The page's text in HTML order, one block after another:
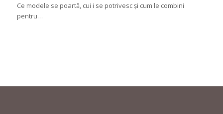
Ce modele se poartă, cui i se potrivesc și cum le combini
pentru…